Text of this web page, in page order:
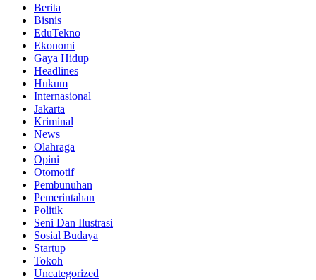
Berita
Bisnis
EduTekno
Ekonomi
Gaya Hidup
Headlines
Hukum
Internasional
Jakarta
Kriminal
News
Olahraga
Opini
Otomotif
Pembunuhan
Pemerintahan
Politik
Seni Dan Ilustrasi
Sosial Budaya
Startup
Tokoh
Uncategorized